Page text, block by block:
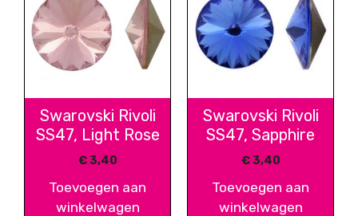
Swarovski Rivoli
SS47, Light Rose
€3,40
Toevoegen aan
winkelwagen
Swarovski Rivoli
SS47, Sapphire
€3,40
Toevoegen aan
winkelwagen